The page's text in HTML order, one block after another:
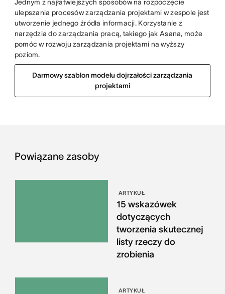
Jednym z najłatwiejszych sposobów na rozpoczęcie
ulepszania procesów zarządzania projektami w zespole jest
utworzenie jednego źródła informacji. Korzystanie z
narzędzia do zarządzania pracą, takiego jak Asana, może
pomóc w rozwoju zarządzania projektami na wyższy
poziom.
Darmowy szablon modelu dojrzałości zarządzania
projektami
Powiązane zasoby
ARTYKUŁ
15 wskazówek
dotyczących
tworzenia skutecznej
listy rzeczy do
zrobienia
ARTYKUŁ